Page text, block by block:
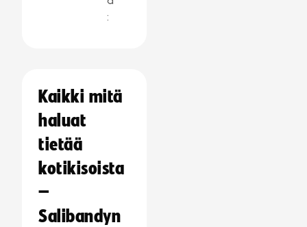
:
Kaikki mitä
haluat
tietää
kotikisoista
–
Salibandyn